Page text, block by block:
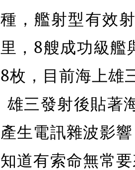
種，艦射型有效
里，8艘成功級
8枚，目前海上雄
雄三發射後貼著
產生電訊雜波影
知道有索命無常